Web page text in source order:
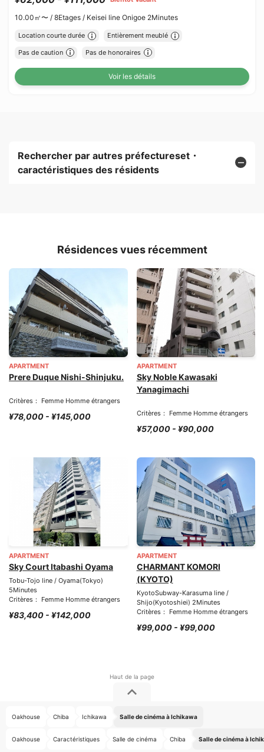
10.00㎡〜 / 8Etages / Keisei line Onigoe 2Minutes
Location courte durée Entièrement meublé
Pas de caution Pas de honoraires
Voir les détails
Rechercher par autres préfectureset・
caractéristiques des résidents
Résidences vues récemment
APARTMENT
Prere Duque Nishi-Shinjuku.
Critères： Femme Homme étrangers
¥78,000 - ¥145,000
APARTMENT
Sky Noble Kawasaki
Yanagimachi
Critères： Femme Homme étrangers
¥57,000 - ¥90,000
APARTMENT
Sky Court Itabashi Oyama
Tobu-Tojo line / Oyama(Tokyo)
5Minutes
Critères： Femme Homme étrangers
¥83,400 - ¥142,000
APARTMENT
CHARMANT KOMORI
(KYOTO)
KyotoSubway-Karasuma line /
Shijo(Kyotoshiei) 2Minutes
Critères： Femme Homme étrangers
¥99,000 - ¥99,000
Oakhouse Chiba Ichikawa Salle de cinéma à Ichikawa
Oakhouse Caractéristiques Salle de cinéma Chiba Salle de cinéma à